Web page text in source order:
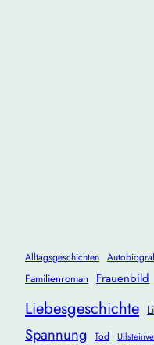
Alltagsgeschichten
Familienroman Frauenbild
Liebesgeschichte
Spannung Tod